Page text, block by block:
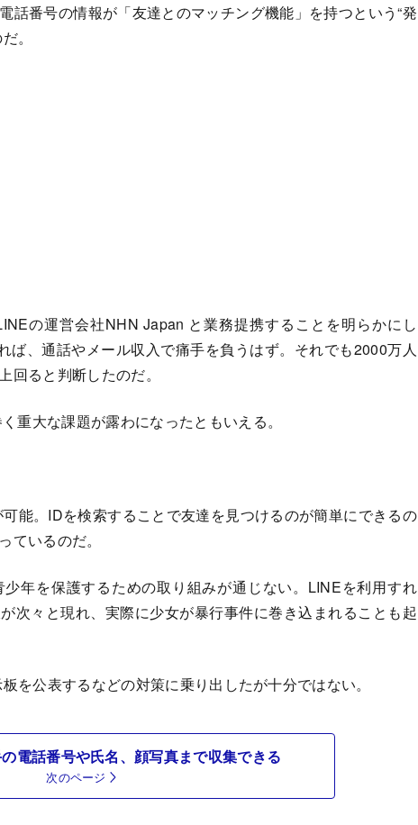
話番号の情報が「友達とのマッチング機能」を持つという“発
。
の運営会社NHN Japan と業務提携することを明らかにし
ば、通話やメール収入で痛手を負うはず。それでも2000万人
回ると判断したのだ。
重大な課題が露わになったともいえる。
能。IDを検索することで友達を見つけるのが簡単にできるの
ているのだ。
年を保護するための取り組みが通じない。LINEを利用すれ
次々と現れ、実際に少女が暴行事件に巻き込まれることも起
を公表するなどの対策に乗り出したが十分ではない。
電話番号や氏名、顔写真まで収集できる
次のページ